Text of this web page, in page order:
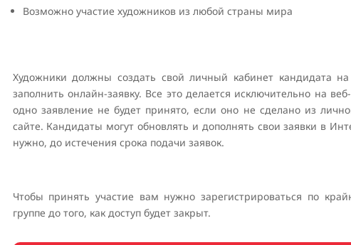
Возможно участие художников из любой страны мира
Художники должны создать свой личный кабинет кандидата
заполнить онлайн-заявку. Все это делается исключительно на
одно заявление не будет принято, если оно не сделано из
сайте. Кандидаты могут обновлять и дополнять свои заявки в
нужно, до истечения срока подачи заявок.
Чтобы принять участие вам нужно зарегистрироваться по
группе до того, как доступ будет закрыт.